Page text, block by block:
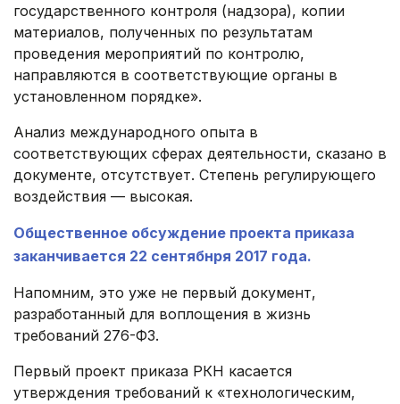
государственного контроля (надзора), копии
материалов, полученных по результатам
проведения мероприятий по контролю,
направляются в соответствующие органы в
установленном порядке».
Анализ международного опыта в
соответствующих сферах деятельности, сказано в
документе, отсутствует. Степень регулирующего
воздействия — высокая.
Общественное обсуждение проекта приказа
заканчивается 22 сентябнря 2017 года.
Напомним, это уже не первый документ,
разработанный для воплощения в жизнь
требований 276-ФЗ.
Первый проект приказа РКН касается
утверждения требований к «технологическим,